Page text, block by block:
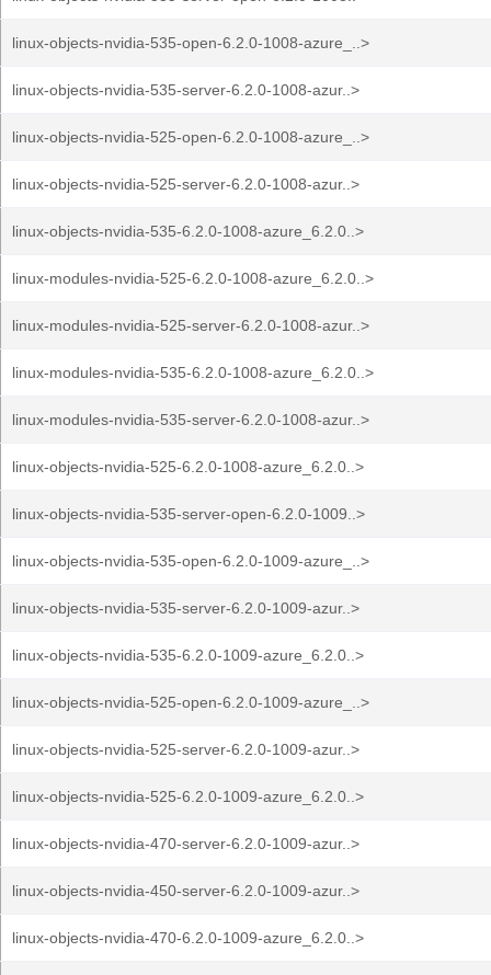
linux-objects-nvidia-535-open-6.2.0-1008-azure_..>
linux-objects-nvidia-535-server-6.2.0-1008-azur..>
linux-objects-nvidia-525-open-6.2.0-1008-azure_..>
linux-objects-nvidia-525-server-6.2.0-1008-azur..>
linux-objects-nvidia-535-6.2.0-1008-azure_6.2.0..>
linux-modules-nvidia-525-6.2.0-1008-azure_6.2.0..>
linux-modules-nvidia-525-server-6.2.0-1008-azur..>
linux-modules-nvidia-535-6.2.0-1008-azure_6.2.0..>
linux-modules-nvidia-535-server-6.2.0-1008-azur..>
linux-objects-nvidia-525-6.2.0-1008-azure_6.2.0..>
linux-objects-nvidia-535-server-open-6.2.0-1009..>
linux-objects-nvidia-535-open-6.2.0-1009-azure_..>
linux-objects-nvidia-535-server-6.2.0-1009-azur..>
linux-objects-nvidia-535-6.2.0-1009-azure_6.2.0..>
linux-objects-nvidia-525-open-6.2.0-1009-azure_..>
linux-objects-nvidia-525-server-6.2.0-1009-azur..>
linux-objects-nvidia-525-6.2.0-1009-azure_6.2.0..>
linux-objects-nvidia-470-server-6.2.0-1009-azur..>
linux-objects-nvidia-450-server-6.2.0-1009-azur..>
linux-objects-nvidia-470-6.2.0-1009-azure_6.2.0..>